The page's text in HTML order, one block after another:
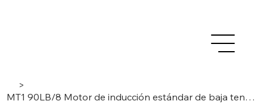
>
MT1 90LB/8 Motor de inducción estándar de baja tensión CA 0,55 kW - trifásico / 8 polos